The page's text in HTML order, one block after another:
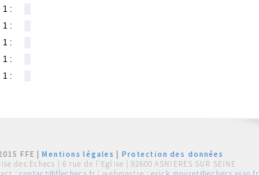
1 :
1 :
1 :
1 :
1 :
FFE |Mentions légales
Protection des données
des Echecs | 6 rue de l'Eglise | 92600 ASNIERES SUR SEINE